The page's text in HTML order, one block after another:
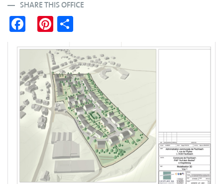
SHARE THIS OFFICE
Fa
ce
bo
ok
Pi
nt
er
es
t
re